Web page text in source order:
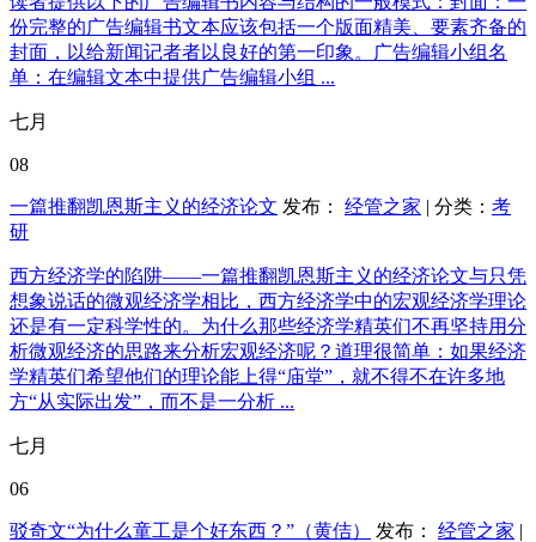
份完整的广告编辑书文本应该包括一个版面精美、要素齐备的
封面，以给新闻记者者以良好的第一印象。广告编辑小组名
单：在编辑文本中提供广告编辑小组 ...
七月
08
一篇推翻凯恩斯主义的经济论文 发布： 经管之家 | 分类： 考
研
西方经济学的陷阱——一篇推翻凯恩斯主义的经济论文与只凭
想象说话的微观经济学相比，西方经济学中的宏观经济学理论
还是有一定科学性的。为什么那些经济学精英们不再坚持用分
析微观经济的思路来分析宏观经济呢？道理很简单：如果经济
学精英们希望他们的理论能上得“庙堂”，就不得不在许多地
方“从实际出发”，而不是一分析 ...
七月
06
驳奇文“为什么童工是个好东西？”（黄佶） 发布： 经管之家 |